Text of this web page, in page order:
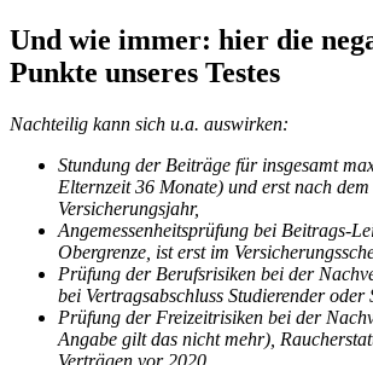
Und wie immer: hier die
Punkte unseres Testes
Nachteilig kann sich u.a. auswirken:
Stundung der Beiträge für insgesamt
Elternzeit 36 Monate) und erst nach dem
Versicherungsjahr,
Angemessenheitsprüfung bei Beitrags-
Obergrenze, ist erst im
Prüfung der Berufsrisiken bei der
bei Vertragsabschluss Studierender oder
Prüfung der Freizeitrisiken bei der
Angabe gilt das nicht mehr),
Verträgen vor 2020